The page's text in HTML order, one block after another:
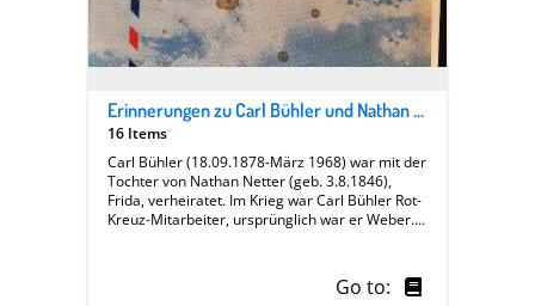
Erinnerungen zu Carl Bühler und Nathan Netter
16 Items
Carl Bühler (18.09.1878-März 1968) war mit der
Tochter von Nathan Netter (geb. 3.8.1846),
Frida, verheiratet. Im Krieg war Carl Bühler Rot-
Kreuz-Mitarbeiter, ursprünglich war er Weber. -
Lebenserinnerungen von Nathan Netter.
Go to: